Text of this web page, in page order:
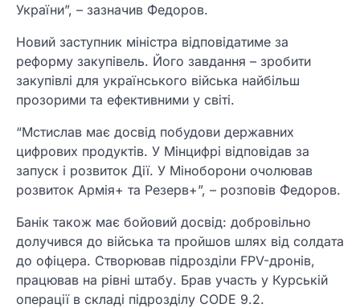
України”, – зазначив Федоров.
Новий заступник міністра відповідатиме за
реформу закупівель. Його завдання – зробити
закупівлі для українського війська найбільш
прозорими та ефективними у світі.
“Мстислав має досвід побудови державних
цифрових продуктів. У Мінцифрі відповідав за
запуск і розвиток Дії. У Міноборони очолював
розвиток Армія+ та Резерв+”, – розповів Федоров.
Банік також має бойовий досвід: добровільно
долучився до війська та пройшов шлях від солдата
до офіцера. Створював підрозділи FPV-дронів,
працював на рівні штабу. Брав участь у Курській
операції в складі підрозділу CODE 9.2.